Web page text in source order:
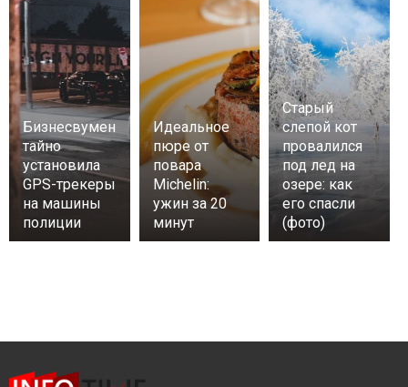
Бизнесвумен
тайно
установила
GPS-трекеры
на машины
полиции
Идеальное
пюре от
повара
Michelin:
ужин за 20
минут
Старый
слепой кот
провалился
под лед на
озере: как
его спасли
(фото)